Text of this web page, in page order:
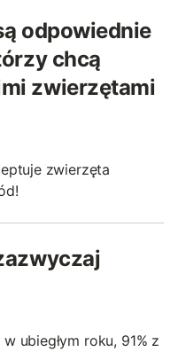
odpowiednie
chcą
zwierzętami
zwierzęta
ubiegłym roku, 91% z